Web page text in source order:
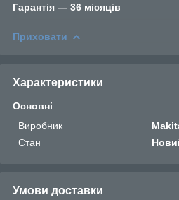
Гарантія ― 36 місяців
Приховати
Характеристики
Основні
Виробник
Стан
Умови доставки